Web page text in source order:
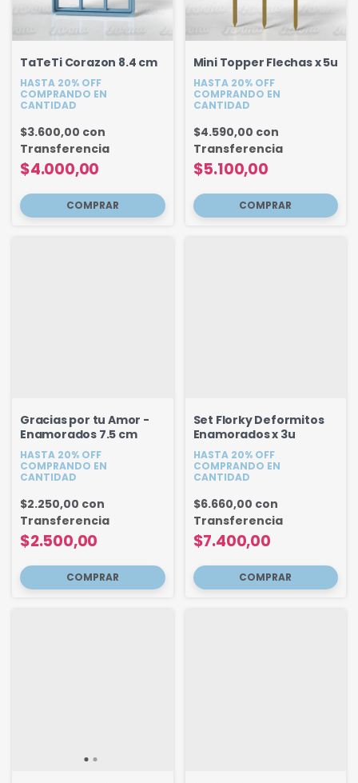
TaTeTi Corazon 8.4 cm
HASTA 20% OFF
COMPRANDO EN
CANTIDAD
$4.000,00
$3.600,00 con
Transferencia
Mini Topper Flechas x 5u
HASTA 20% OFF
COMPRANDO EN
CANTIDAD
$5.100,00
$4.590,00 con
Transferencia
Gracias por tu Amor -
Enamorados 7.5 cm
HASTA 20% OFF
COMPRANDO EN
CANTIDAD
$2.500,00
$2.250,00 con
Transferencia
Set Florky Deformitos
Enamorados x 3u
HASTA 20% OFF
COMPRANDO EN
CANTIDAD
$7.400,00
$6.660,00 con
Transferencia